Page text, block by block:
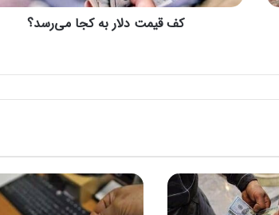
ا
ک
ر
س
د
؟
کف قیمت دلار به کجا می‌رسد؟